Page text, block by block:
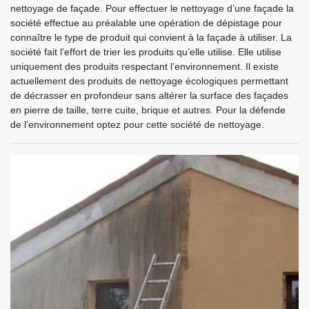
nettoyage de façade. Pour effectuer le nettoyage d’une façade la
société effectue au préalable une opération de dépistage pour
connaître le type de produit qui convient à la façade à utiliser. La
société fait l’effort de trier les produits qu’elle utilise. Elle utilise
uniquement des produits respectant l’environnement. Il existe
actuellement des produits de nettoyage écologiques permettant
de décrasser en profondeur sans altérer la surface des façades
en pierre de taille, terre cuite, brique et autres. Pour la défende
de l’environnement optez pour cette société de nettoyage.